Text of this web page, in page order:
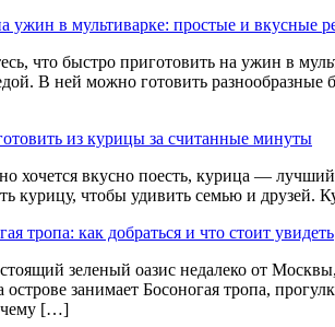
ужин в мультиварке: простые и вкусные
что быстро приготовить на ужин в
В ней можно готовить
из курицы за считанные минуты
хочется вкусно поесть, курица —
курицу, чтобы удивить семью и
тропа: как добраться и что стоит увидеть
зеленый оазис недалеко от
занимает Босоногая тропа,
[…]